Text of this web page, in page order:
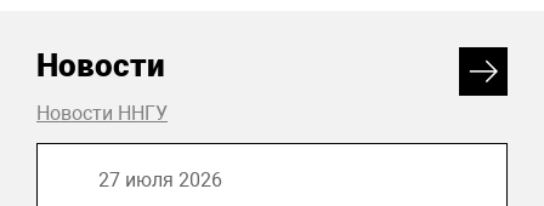
Новости
Новости ННГУ
27 июля 2026